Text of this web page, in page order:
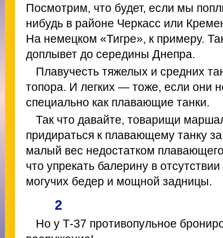
Посмотрим, что будет, если мы
нибудь в районе Черкасс или
На немецком «Тигре», к примеру.
доплывет до середины Днепра.
Плавучесть тяжелых и средних
топора. И легких — тоже, если они
специально как плавающие танки.
Так что давайте, товарищи
придираться к плавающему танку
малый вес недостатком
что упрекать балерину в
могучих бедер и мощной задницы.
2
Но у Т-37 противопульное